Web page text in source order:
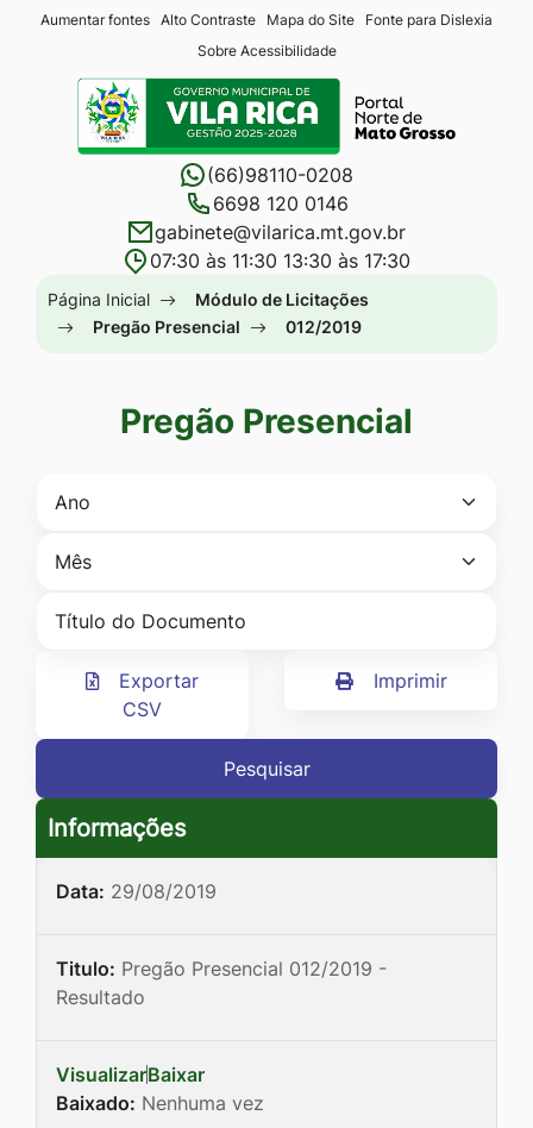
Seção
atalhos
links
acessibilidade
Ir
conteúdo
[alt+1]
menu
[alt+2]
[alt+4]
Aumentar fontes Alto Contraste Mapa do Site
Fonte para Dislexia
Sobre Acessibilidade
Seção
menu
(66)98110-0208
6698 120 0146
gabinete@vilarica.mt.gov.br
07:30 às 11:30 13:30 às 17:30
Seção
do
Página Inicial
Módulo de Licitações
Pregão Presencial
012/2019
Pregão Presencial
Exportar
CSV
Imprimir
Pesquisar
Informações
Data: 29/08/2019
Titulo: Pregão Presencial 012/2019 -
Resultado
VisualizarBaixar
Baixado: Nenhuma vez